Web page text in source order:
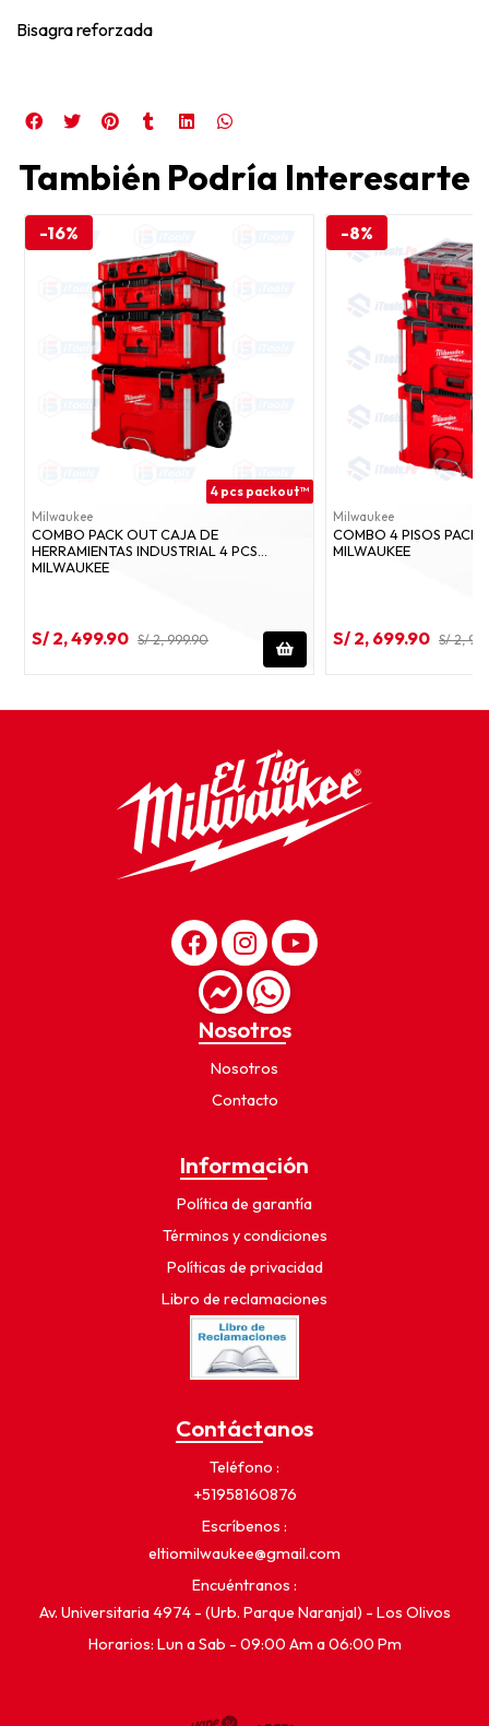
Bisagra reforzada
También Podría Interesarte
-16%
4 pcs packout™
Milwaukee
COMBO PACK OUT CAJA DE
HERRAMIENTAS INDUSTRIAL 4 PCS
MILWAUKEE
S/ 2, 499.90 S/ 2, 999.90
-8%
Milwaukee
COMBO 4 PISOS
MILWAUKEE
S/ 2, 699.90 S/ 2,
Nosotros
Nosotros
Contacto
Información
Política de garantía
Términos y condiciones
Políticas de privacidad
Libro de reclamaciones
Contáctanos
Teléfono
+51958160876
Escríbenos
eltiomilwaukee@gmail.com
Encuéntranos
Av. Universitaria 4974 - (Urb. Parque Naranjal) - Los Olivos
Horarios: Lun a Sab - 09:00 Am a 06:00 Pm